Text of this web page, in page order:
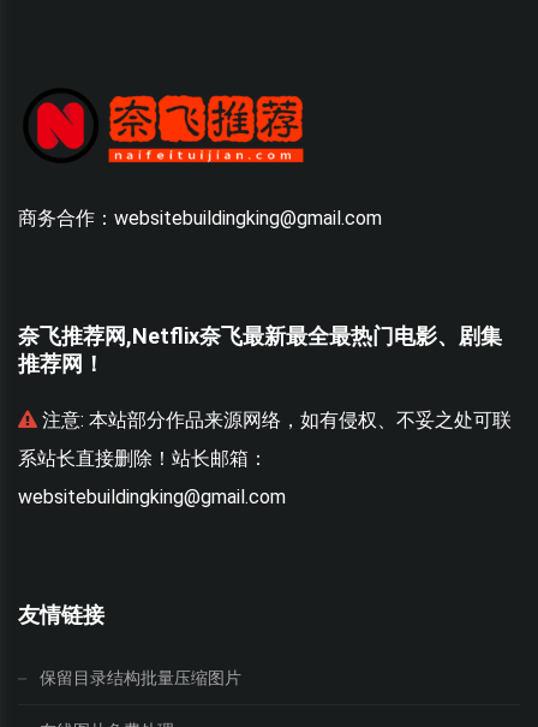
商务合作：websitebuildingking@gmail.com
奈飞推荐网,Netflix奈飞最新最全最热门电影、剧集
推荐网！
注意: 本站部分作品来源网络，如有侵权、不妥之处可联
系站长直接删除！站长邮箱：
websitebuildingking@gmail.com
友情链接
保留目录结构批量压缩图片